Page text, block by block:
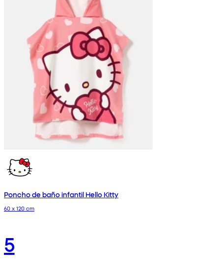
Poncho de baño infantil Hello Kitty
60 x 120 cm
5